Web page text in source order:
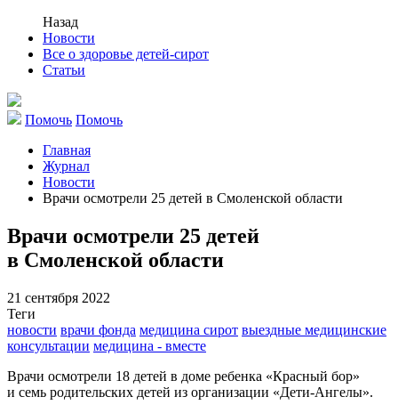
Назад
Новости
Все о здоровье детей-сирот
Статьи
Помочь Помочь
Главная
Журнал
Новости
Врачи осмотрели 25 детей в Смоленской области
Врачи осмотрели 25 детей
в Смоленской области
21 сентября 2022
Теги
новости врачи фонда медицина сирот выездные медицинские
консультации медицина - вместе
Врачи осмотрели 18 детей в доме ребенка «Красный бор»
и семь родительских детей из организации «Дети-Ангелы».